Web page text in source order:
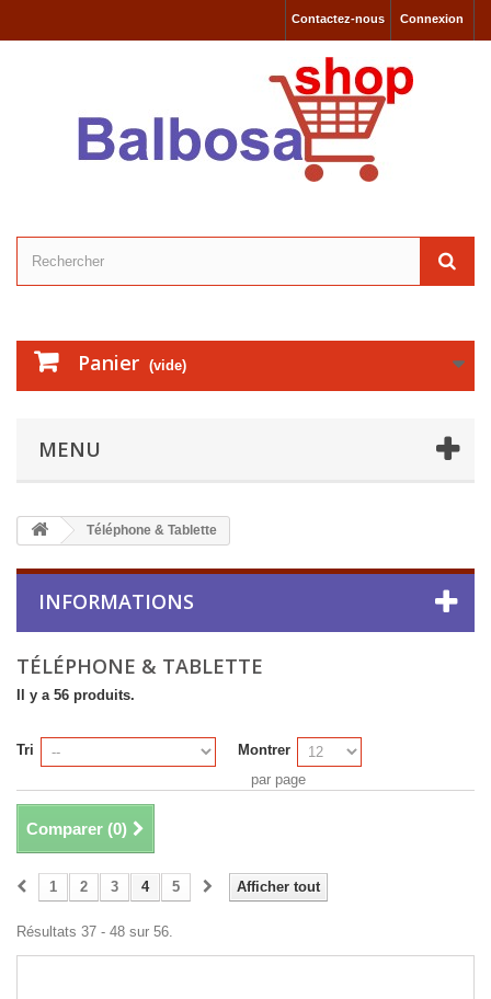
Connexion
Contactez-nous
Panier (vide)
MENU
Téléphone & Tablette
INFORMATIONS
TÉLÉPHONE & TABLETTE
Il y a 56 produits.
Tri
Montrer
par page
Comparer (0)
Afficher tout
1 2 3 4 5
Résultats 37 - 48 sur 56.